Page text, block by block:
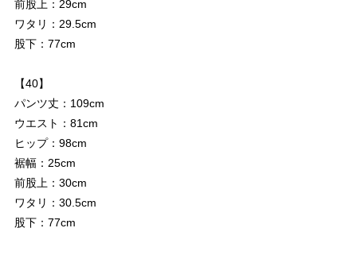
前股上：29cm
ワタリ：29.5cm
股下：77cm
【40】
パンツ丈：109cm
ウエスト：81cm
ヒップ：98cm
裾幅：25cm
前股上：30cm
ワタリ：30.5cm
股下：77cm